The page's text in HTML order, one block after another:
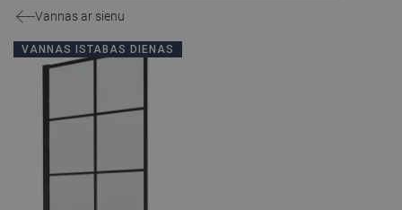
Vannas ar sienu
VANNAS ISTABAS DIENAS